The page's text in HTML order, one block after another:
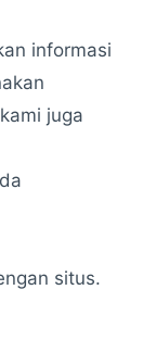
informasi
juga
situs.